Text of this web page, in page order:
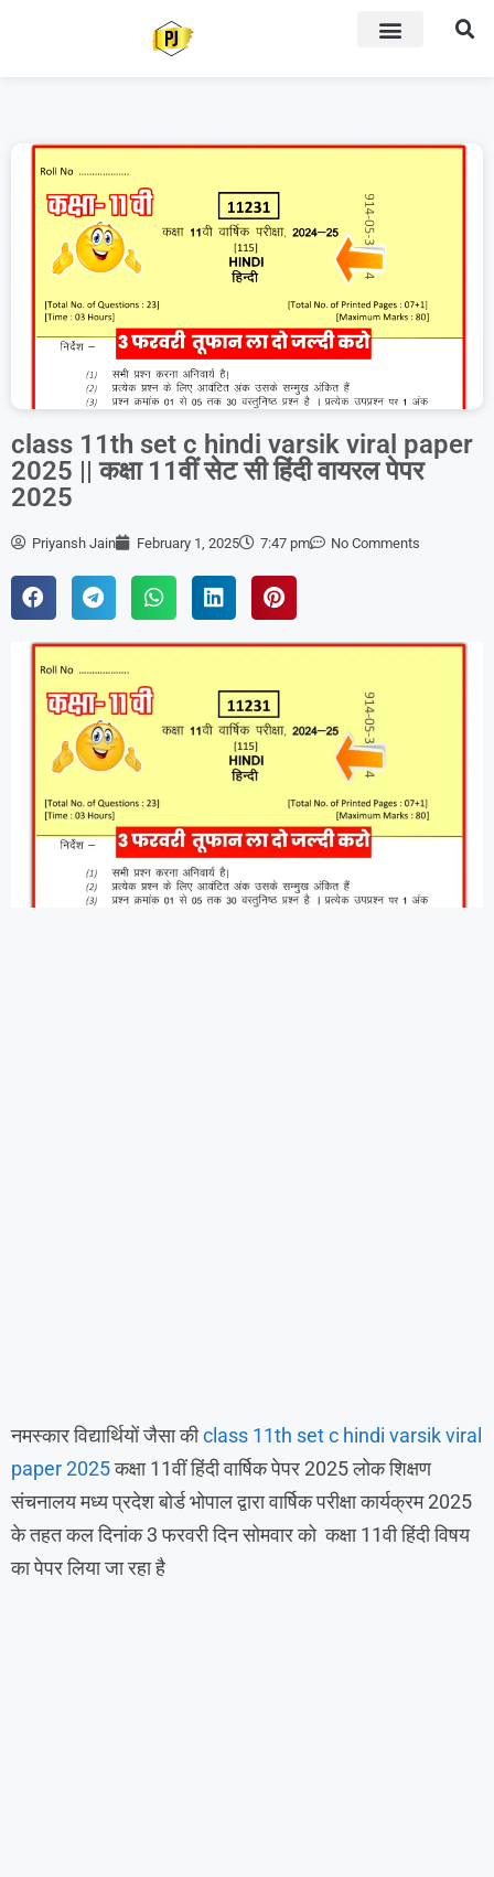
class 11th set c hindi varsik viral paper
2025 || कक्षा 11वीं सेट सी हिंदी वायरल पेपर
2025
Priyansh Jain February 1, 2025 7:47 pm No Comments
नमस्कार विद्यार्थियों जैसा कीclass 11th set c hindi varsik viral
paper 2025कक्षा 11वीं हिंदी वार्षिक पेपर 2025 लोक शिक्षण
संचनालय मध्य प्रदेश बोर्ड भोपाल द्वारा वार्षिक परीक्षा कार्यक्रम 2025
के तहत कल दिनांक 3 फरवरी दिन सोमवार को कक्षा 11वी हिंदी विषय
का पेपर लिया जा रहा है